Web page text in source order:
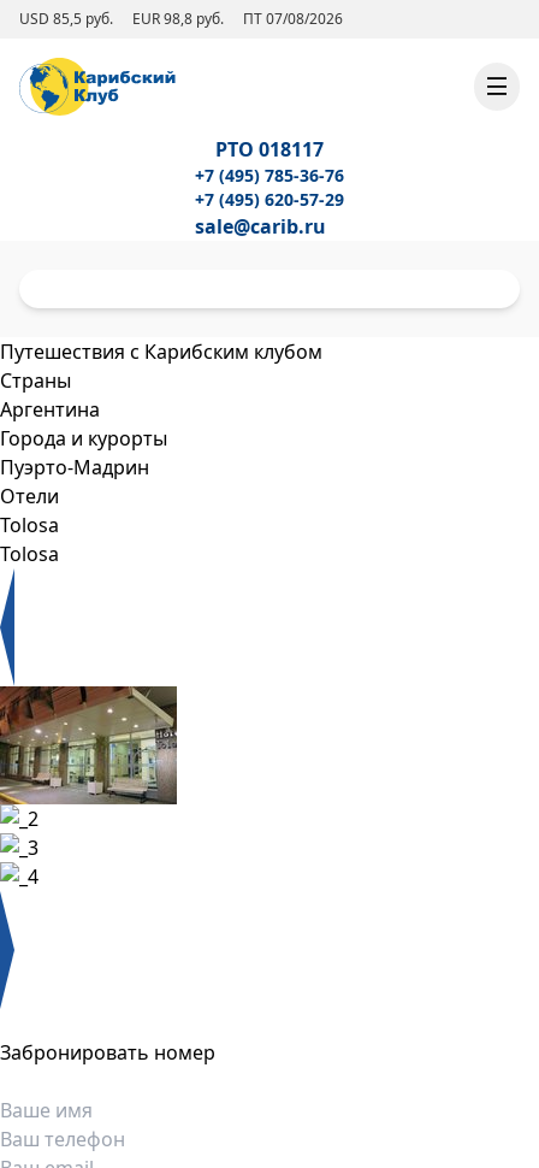
USD 85,5 руб. EUR 98,8 руб. ПТ 07/08/2026
РТО 018117
+7 (495) 785-36-76
+7 (495) 620-57-29
sale@carib.ru
Путешествия с Карибским клубом
Страны
Аргентина
Города и курорты
Пуэрто-Мадрин
Отели
Tolosa
Tolosa
Забронировать номер